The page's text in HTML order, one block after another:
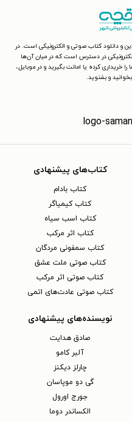
و دانلود کتاب صوتی و الکترونیکی است. در
در دسترس است که در میان آن‌ها
خریداری کرده یا امانت بگیرید و در موبایل،
و بشنوید.
کتاب‌های پیشنهادی
کتاب بادام
کتاب کیمیاگر
کتاب اسب سیاه
کتاب اثر مرکب
کتاب سمفونی مردگان
کتاب صوتی ملت عشق
کتاب صوتی اثر مرکب
کتاب صوتی عادت‌های اتمی
نویسنده‌های پیشنهادی
صادق هدایت
آلبر کامو
چارلز دیکنز
گی دو موپاسان
جورج اورول
الکساندر دوما